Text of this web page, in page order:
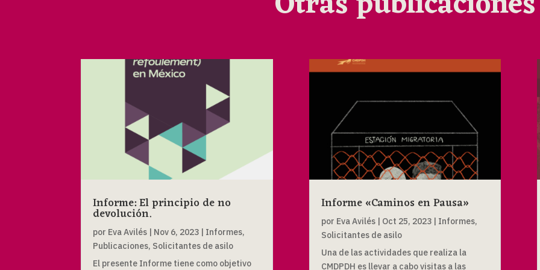
Informe: El principio de no
devolución.
por Eva Avilés | Nov 6, 2023 | Informes,
Publicaciones, Solicitantes de asilo
El presente Informe tiene como objetivo
Informe «Caminos en Pausa»
por Eva Avilés| Oct 25, 2023| Informes,
Solicitantes de asilo
Una de las actividades que realiza la
CMDPDH es llevar a cabo visitas a las